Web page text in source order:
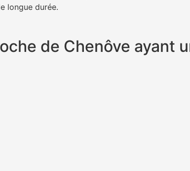
longue durée.
de Chenôve ayant